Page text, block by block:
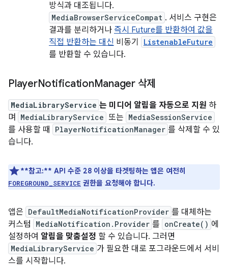
방식과 대조됩니다.
MediaBrowserServiceCompat . 서비스 구현은
결과를 분리하거나 즉시 Future를 반환하여 값을
직접 반환하는 대신 비동기 ListenableFuture
를 반환할 수 있습니다.
PlayerNotificationManager 삭제
MediaLibraryService 는 미디어 알림을 자동으로 지원 하
며
MediaLibraryService 또는 MediaSessionService
를 사용할 때 PlayerNotificationManager 를 삭제할 수 있
습니다.
**참고:** API 수준 28 이상을 타겟팅하는 앱은 여전히
FOREGROUND_SERVICE 권한을 요청해야 합니다.
앱은 DefaultMediaNotificationProvider 를 대체하는
커스텀
MediaNotification.Provider 를 onCreate() 에
설정하여 알림을 맞춤설정 할 수 있습니다. 그러면
MediaLibraryService 가 필요한 대로 포그라운드에서 서비
스를 시작합니다.